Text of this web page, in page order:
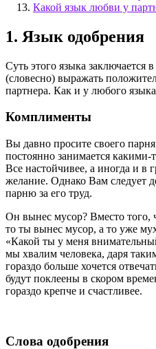
Какой язык любви у
1. Язык одобрения
Суть этого языка заключается
(словесно) выражать
партнера. Как и у любого
Комплименты
Вы давно просите своего
постоянно занимается
Все настойчивее, а иногда и в
желание. Однако Вам следует
парню за его труд.
Он вынес мусор? Вместо того,
то ты вынес мусор, а то уже
«Какой ты у меня
мы хвалим человека, даря
гораздо больше хочется
будут поклеены в скором
гораздо крепче и счастливее.
Слова одобрения